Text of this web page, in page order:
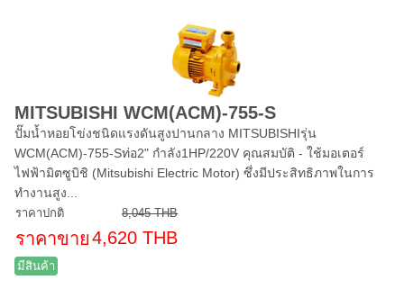
MITSUBISHI WCM(ACM)-755-S
ปั๊มน้ำหอยโข่งชนิดแรงดันสูงปานกลาง MITSUBISHIรุ่น
WCM(ACM)-755-Sท่อ2" กำลัง1HP/220V คุณสมบัติ - ใช้มอเตอร์
ไฟฟ้ามิตซูบิชิ (Mitsubishi Electric Motor) ซึ่งมีประสิทธิภาพในการ
ทำงานสูง...
ราคาปกติ 8,045 THB
ราคาขาย4,620 THB
มีสินค้า